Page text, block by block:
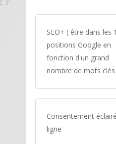
SEO+ ( être dans les
positions Google en
fonction d'un grand
nombre de mots
Consentement
ligne